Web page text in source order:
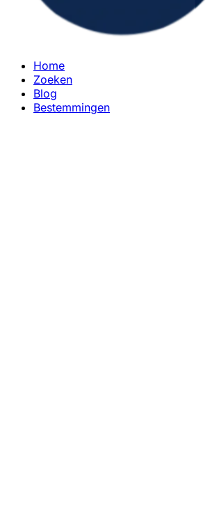
Home
Zoeken
Blog
Bestemmingen